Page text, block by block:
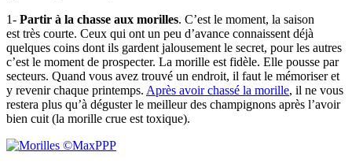
1- Partir à la chasse aux morilles. C’est le moment, la saison
est très courte. Ceux qui ont un peu d’avance connaissent déjà
quelques coins dont ils gardent jalousement le secret, pour les autres
c’est le moment de prospecter. La morille est fidèle. Elle pousse par
secteurs. Quand vous avez trouvé un endroit, il faut le mémoriser et
y revenir chaque printemps. Après avoir chassé la morille, il ne vous
restera plus qu’à déguster le meilleur des champignons après l’avoir
bien cuit (la morille crue est toxique).